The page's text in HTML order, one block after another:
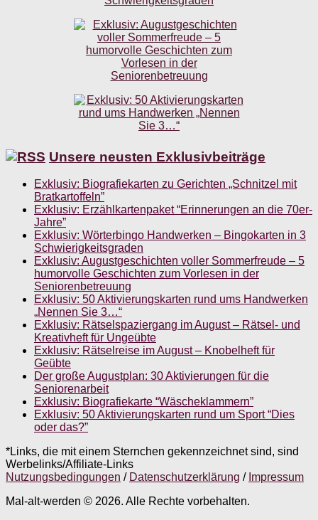
Unsere neusten Exklusivbeiträge
Exklusiv: Biografiekarten zu Gerichten „Schnitzel mit
Bratkartoffeln”
Exklusiv: Erzählkartenpaket “Erinnerungen an die 70er-
Jahre”
Exklusiv: Wörterbingo Handwerken – Bingokarten in 3
Schwierigkeitsgraden
Exklusiv: Augustgeschichten voller Sommerfreude – 5
humorvolle Geschichten zum Vorlesen in der
Seniorenbetreuung
Exklusiv: 50 Aktivierungskarten rund ums Handwerken
„Nennen Sie 3…“
Exklusiv: Rätselspaziergang im August – Rätsel- und
Kreativheft für Ungeübte
Exklusiv: Rätselreise im August – Knobelheft für
Geübte
Der große Augustplan: 30 Aktivierungen für die
Seniorenarbeit
Exklusiv: Biografiekarte “Wäscheklammern”
Exklusiv: 50 Aktivierungskarten rund um Sport “Dies
oder das?”
*Links, die mit einem Sternchen gekennzeichnet sind, sind
Werbelinks/Affiliate-Links
Nutzungsbedingungen / Datenschutzerklärung / Impressum
Mal-alt-werden © 2026. Alle Rechte vorbehalten.